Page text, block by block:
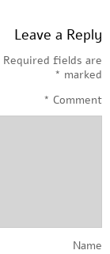
Leave a Reply
Required fields are
marked
*
Comment
*
Name